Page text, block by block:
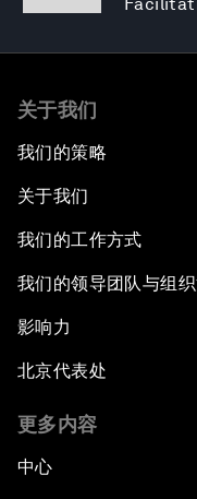
关于我们
我们的策略
关于我们
我们的工作方式
我们的领导团队与组
影响力
北京代表处
更多内容
中心